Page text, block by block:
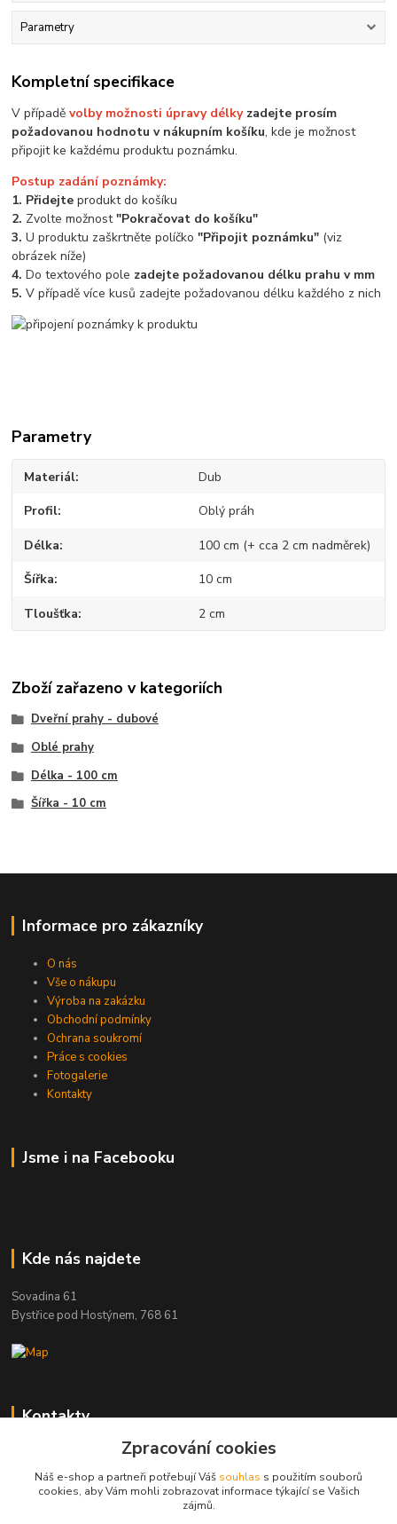
Parametry
Kompletní specifikace
V případěvolby možnosti úpravy délkyzadejte prosím
požadovanou hodnotu v nákupním košíku, kde je možnost
připojit ke každému produktu poznámku.
Postup zadání poznámky:
1. Přidejte produkt do košíku
2. Zvolte možnost"Pokračovat do košíku"
3.U produktu zaškrtněte políčko"Připojit poznámku" (viz
obrázek níže)
4.Do textového pole zadejte požadovanou délku prahu v mm
5.V případě více kusů zadejte požadovanou délku každého z nich
Parametry
Materiál Dub
Profil Oblý práh
Délka 100 cm (+ cca 2 cm nadměrek)
Šířka 10 cm
Tloušťka 2 cm
Zboží zařazeno v kategoriích
Dveřní prahy - dubové
Oblé prahy
Délka - 100 cm
Šířka - 10 cm
Informace pro zákazníky
O nás
Vše o nákupu
Výroba na zakázku
Obchodní podmínky
Ochrana soukromí
Práce s cookies
Fotogalerie
Kontakty
Jsme i na Facebooku
Kde nás najdete
Sovadina 61
Bystřice pod Hostýnem, 768 61
Kontakty
DŘEVOPRODUKT BEDNAŘÍK s.r.o.
+420 739 454 600
(Po-Pá, 7-15 hod.)
Zpracování cookies
Náš e-shop a partneři potřebují Váš souhlas s použitím souborů
cookies, aby Vám mohli zobrazovat informace týkající se Vašich
zájmů.